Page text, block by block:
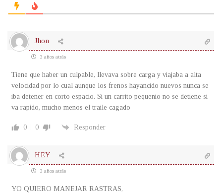
Jhon
3 años atrás
Tiene que haber un culpable, llevava sobre carga y viajaba a alta
velocidad por lo cual aunque los frenos hayancido nuevos nunca se
iba detener en corto espacio. Si un carrito pequenio no se detiene si
va rapido, mucho menos el traile cagado
0 0 Responder
HEY
3 años atrás
YO QUIERO MANEJAR RASTRAS,